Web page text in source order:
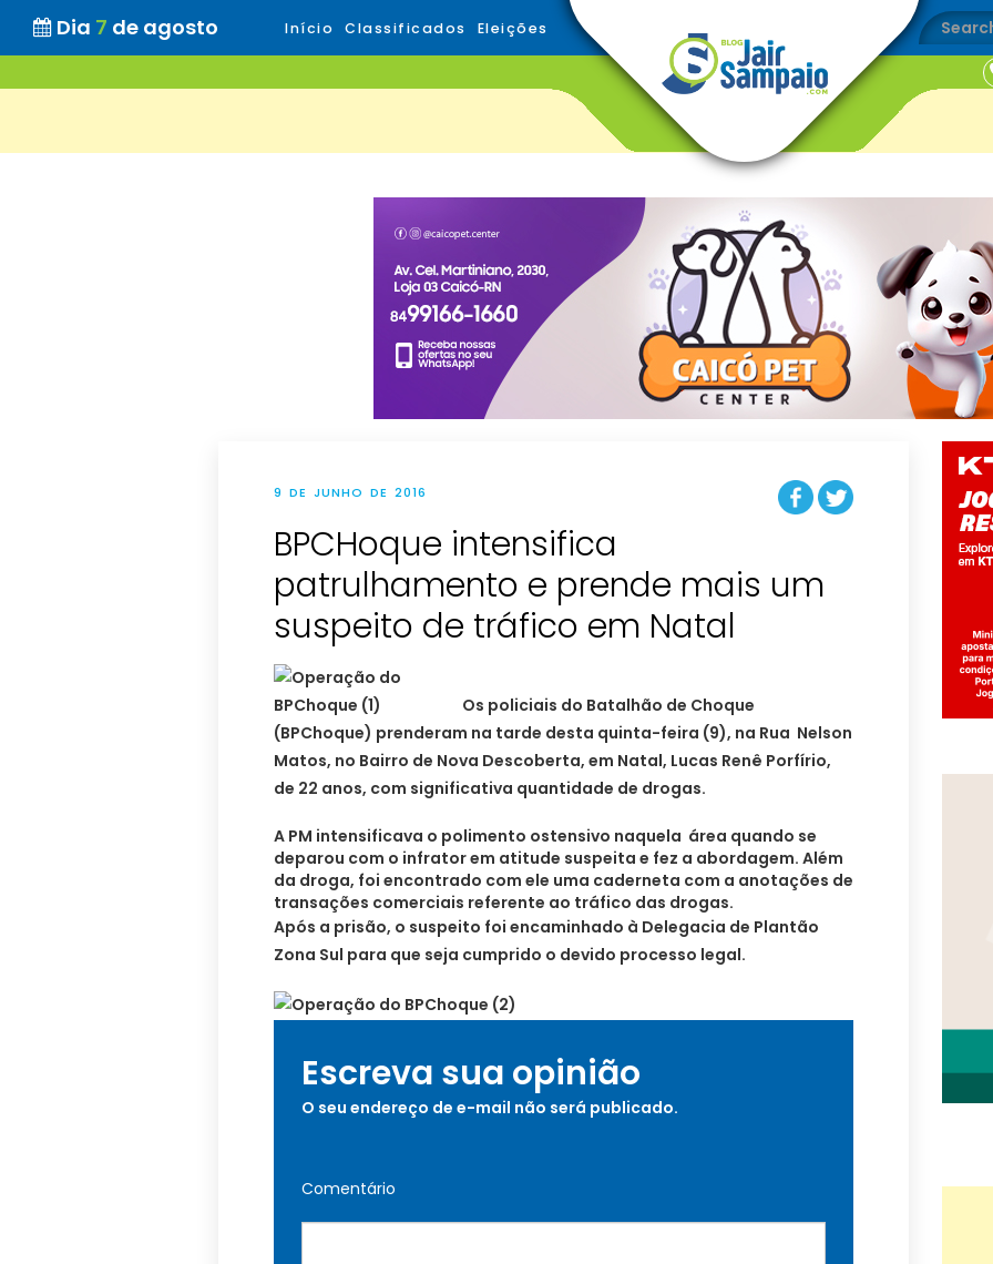
Dia 7 de agosto Início Classificados Eleições
9 DE JUNHO DE 2016
BPCHoque intensifica
patrulhamento e prende mais um
Os policiais do Batalhão de Choque
(BPChoque) prenderam na tarde desta quinta-feira (9), na Rua Nelson
Matos, no Bairro de Nova Descoberta, em Natal, Lucas Renê Porfírio,
de 22 anos, com significativa quantidade de drogas.
A PM intensificava o polimento ostensivo naquela área quando se
deparou com o infrator em atitude suspeita e fez a abordagem. Além
da droga, foi encontrado com ele uma caderneta com a anotações de
transações comerciais referente ao tráfico das drogas.
Após a prisão, o suspeito foi encaminhado à Delegacia de Plantão
Zona Sul para que seja cumprido o devido processo legal.
Escreva sua opinião
O seu endereço de e-mail não será publicado.
Comentário